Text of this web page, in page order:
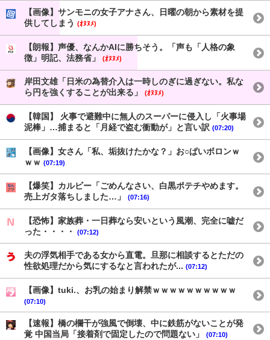
【画像】サンモニの女子アナさん、日曜の朝から素材を提
供してしまう (ｵﾇﾇﾒ)
【朗報】声優、なんかAIに勝ちそう。「声も「人格の象
徴」明記、法務省」
(ｵﾇﾇﾒ)
岸田文雄「日米の為替介入は一時しのぎに過ぎない。私な
ら円を強くすることが出来る」
(ｵﾇﾇﾒ)
【韓国】 火事で避難中に無人のスーパーに侵入し「火事場
泥棒」…捕まると「月経で盗む衝動が」と言い訳 (07:20)
【画像】女さん「私、垢抜けたかな？」お○ぱいボロンｗ
ｗｗ (07:19)
【爆笑】カルビー「ごめんなさい、白黒ポテチやめます。
売上ガタ落ちしました…」
(07:16)
【恐怖】家族葬・一日葬なら安いという風潮、完全に嘘だ
った・・・・
(07:12)
夫の浮気相手である女から直電。旦那に相談するとただの
性欲処理だから気にするなと言われたが... (07:12)
【画像】tuki.、お乳の始まり解禁ｗｗｗｗｗｗｗｗｗｗ
(07:10)
【速報】橋の欄干が強風で倒壊、中に鉄筋がないことが発
覚 中国当局「接着剤で固定したので問題ない」
(07:10)